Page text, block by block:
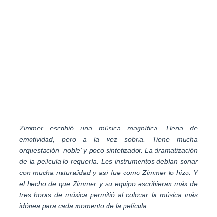
Zimmer escribió una música magnífica. Llena de
emotividad, pero a la vez sobria. Tiene mucha
orquestación ´noble’ y poco sintetizador. La dramatización
de la película lo requería. Los instrumentos debían sonar
con mucha naturalidad y así fue como Zimmer lo hizo. Y
el hecho de que Zimmer y su equipo escribieran más de
tres horas de música permitió al colocar la música más
idónea para cada momento de la película.